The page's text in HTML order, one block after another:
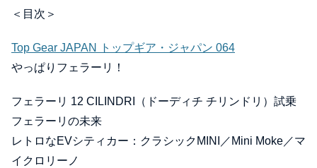
＜目次＞
Top Gear JAPAN トップギア・ジャパン 064
やっぱりフェラーリ！
フェラーリ 12 CILINDRI（ドーディチ チリンドリ）試乗
フェラーリの未来
レトロなEVシティカー：クラシックMINI／Mini Moke／マ
イクロリーノ